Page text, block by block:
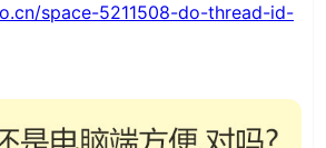
space-5211508-do-thread-id-